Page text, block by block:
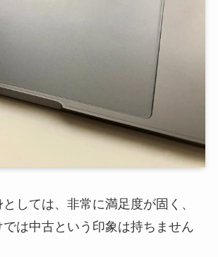
しては、非常に満足度が固く、
は中古という印象は持ちません